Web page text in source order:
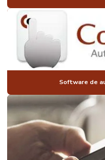
CORTINAS
PERSIANAS
AUTOMAÇÃO
RESIDENCIAL
AUTOMAÇÃO
FECHADURA
AUTOMAÇÃO
DE
AUTOMAÇÃO
ILUMINAÇÃO
Software de